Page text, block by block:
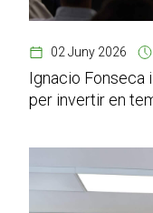
02 Juny 2026
Ignacio Fonseca
per invertir en